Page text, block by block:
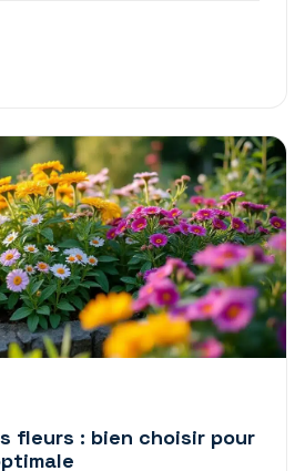
fleurs : bien choisir pour